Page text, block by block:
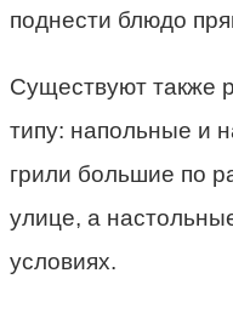
поднести блюдо
Существуют также
типу: напольные и
грили большие по
улице, а
условиях.